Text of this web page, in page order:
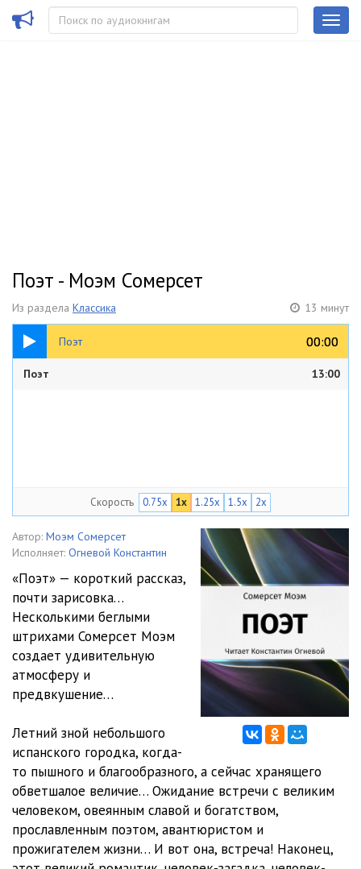
Поэт - Моэм Сомерсет
Из раздела Классика 13 минут
Поэт 00:00
00:00
13:00
Поэт 13:00
Скорость 0.75x 1x 1.25x 1.5x 2x
Автор: Моэм Сомерсет
Исполняет: Огневой Константин
«Поэт» — короткий рассказ,
почти зарисовка…
Несколькими беглыми
штрихами Сомерсет Моэм
создает удивительную
атмосферу и
предвкушение…
Летний зной небольшого
испанского городка, когда-
то пышного и благообразного, а сейчас хранящего
обветшалое величие… Ожидание встречи с великим
человеком, овеянным славой и богатством,
прославленным поэтом, авантюристом и
прожигателем жизни… И вот она, встреча! Наконец,